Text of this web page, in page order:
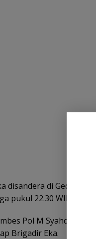
disandera di Gedung
pukul 22.30 WIB.
Pol M Syahduddi
Brigadir Eka.